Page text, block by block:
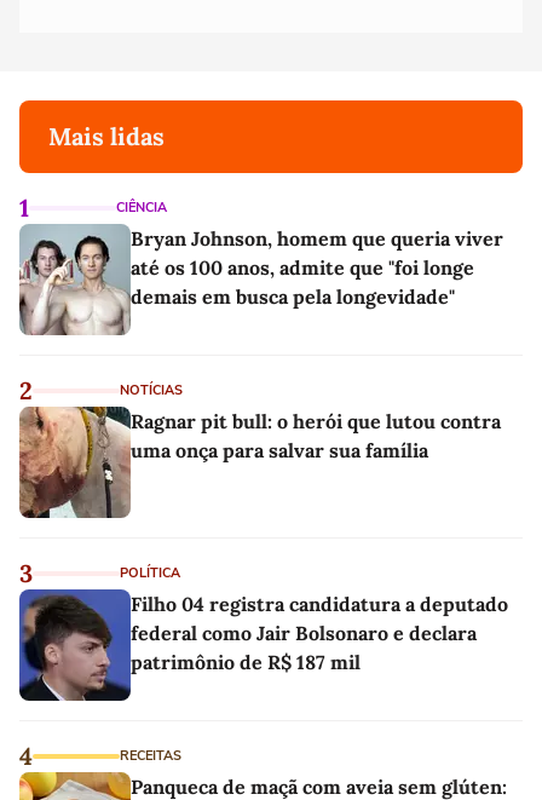
Mais lidas
1 CIÊNCIA
Bryan Johnson, homem que queria viver
até os 100 anos, admite que "foi longe
demais em busca pela longevidade"
2 NOTÍCIAS
Ragnar pit bull: o herói que lutou contra
uma onça para salvar sua família
3 POLÍTICA
Filho 04 registra candidatura a deputado
federal como Jair Bolsonaro e declara
patrimônio de R$ 187 mil
4 RECEITAS
Panqueca de maçã com aveia sem glúten: